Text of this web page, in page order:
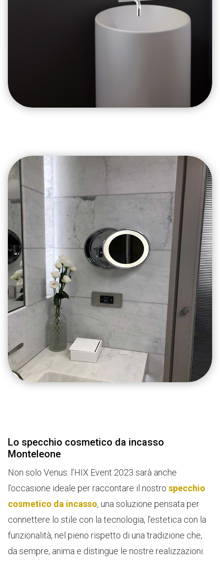
Lo specchio cosmetico da incasso
Monteleone
Non solo Venus: l’HIX Event 2023 sarà anche
l’occasione ideale per raccontare il nostro specchio
cosmetico da incasso, una soluzione pensata per
connettere lo stile con la tecnologia, l’estetica con la
funzionalità, nel pieno rispetto di una tradizione che,
da sempre, anima e distingue le nostre realizzazioni.